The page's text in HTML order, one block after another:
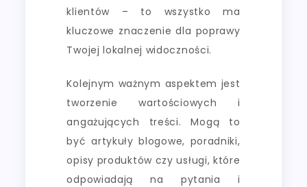
klientów – to wszystko ma
kluczowe znaczenie dla poprawy
Twojej lokalnej widoczności.
Kolejnym ważnym aspektem jest
tworzenie wartościowych i
angażujących treści. Mogą to
być artykuły blogowe, poradniki,
opisy produktów czy usługi, które
odpowiadają na pytania i